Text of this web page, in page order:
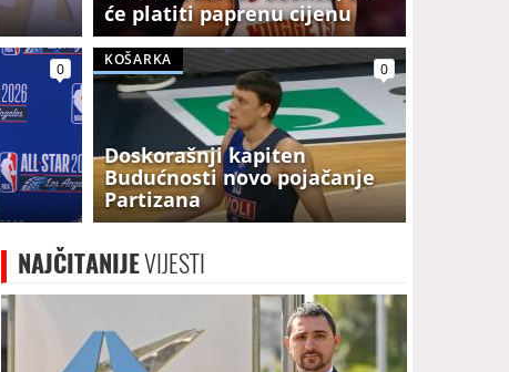
će platiti paprenu cijenu
0
Doskorašnji kapiten
Budućnosti novo pojačanje
Partizana
KOŠARKA
0
NAJČITANIJEVIJESTI